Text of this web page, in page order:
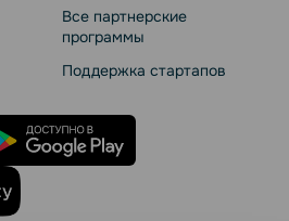
Все партнерские
программы
Поддержка стартапов